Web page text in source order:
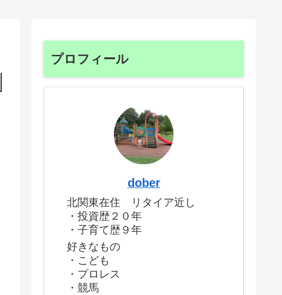
プロフィール
dober
北関東在住 リタイア近し
・投資歴２０年
・子育て歴９年
好きなもの
・こども
・プロレス
・競馬